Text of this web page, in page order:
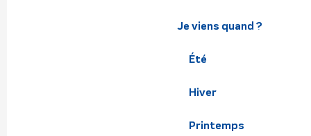
Je viens quand ?
Été
Hiver
Printemps